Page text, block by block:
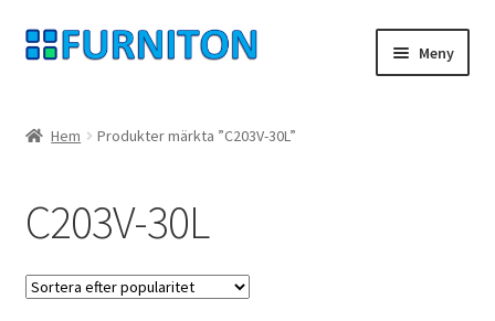
Hoppa
till
Hoppa
till
Meny
Integritet
ångerrätt
Hem Produkter märkta ”C203V-30L”
C203V-30L